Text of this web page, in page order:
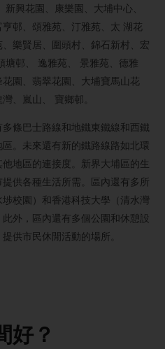
興花園、康樂園、大埔中心、
邨、頌雅苑、汀雅苑、太 湖花
樂賢居、圍頭村、錦石新村、宏
塘邨、 逸雅苑、 景雅苑、德雅
園、翡翠花園、大埔寶馬山花
、嵐山、 寶鄉邨。
條巴士路線和地鐵東鐵線和西鐵
。未來還有新的鐵路線路如北環
地區的連接度。新界大埔區的生
供各種生活所需。區內還有多所
校園）和香港科技大學（清水灣
外，區內還有多個公園和休憩設
供市民休閒活動的場所。
好？